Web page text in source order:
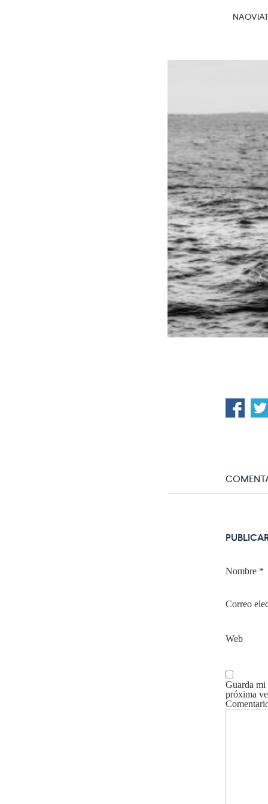
Nombre *
Correo
Web
Guarda mi
próxima